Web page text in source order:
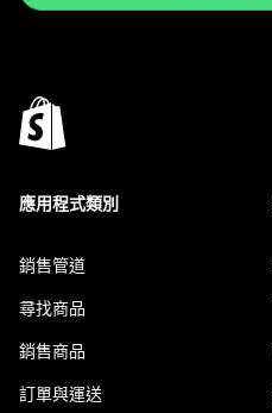
應用程式類別
銷售管道
尋找商品
銷售商品
訂單與運送